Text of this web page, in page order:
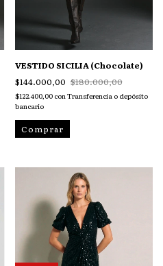
VESTIDO SICILIA (Chocolate)
$144.000,00 $180.000,00
$122.400,00 conTransferencia o depósito
bancario
Comprar